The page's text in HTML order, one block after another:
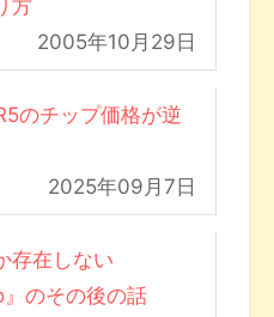
方
2005年10月29日
のチップ価格が逆
2025年09月7日
存在しない
』のその後の話